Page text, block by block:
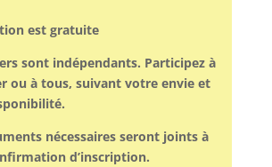
est gratuite
sont indépendants. Participez à
ou à tous, suivant votre envie et
nécessaires seront joints à
d’inscription.